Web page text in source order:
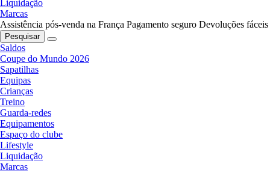
Liquidação
Marcas
Assistência pós-venda na França Pagamento seguro Devoluções fáceis
Pesquisar
Saldos
Coupe do Mundo 2026
Sapatilhas
Equipas
Crianças
Treino
Guarda-redes
Equipamentos
Espaço do clube
Lifestyle
Liquidação
Marcas